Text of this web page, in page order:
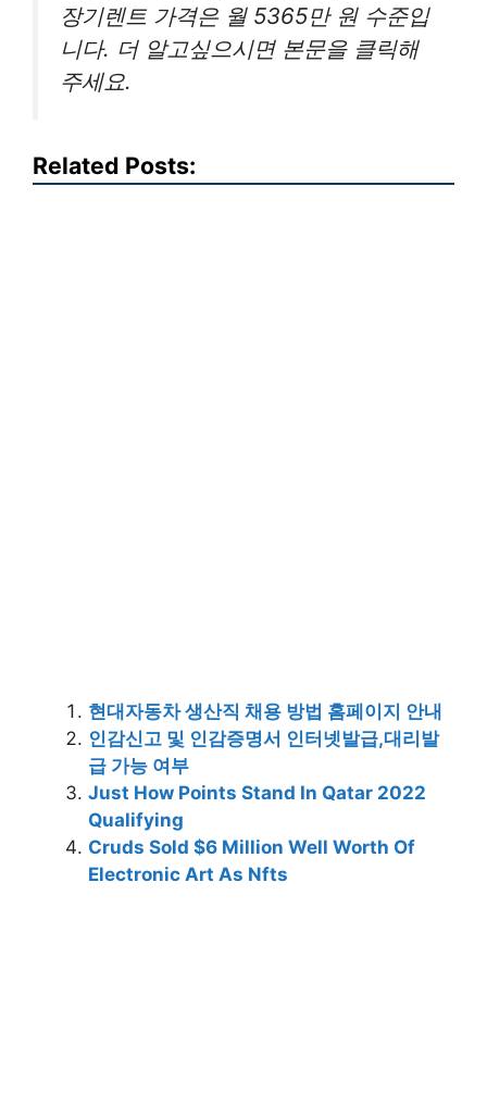
장기렌트 가격은 월 5365만 원 수준입
니다. 더 알고싶으시면 본문을 클릭해
주세요.
Related Posts:
현대자동차 생산직 채용 방법 홈페이지 안내
인감신고 및 인감증명서 인터넷발급,대리발
급 가능 여부
Just How Points Stand In Qatar 2022
Qualifying
Cruds Sold $6 Million Well Worth Of
Electronic Art As Nfts